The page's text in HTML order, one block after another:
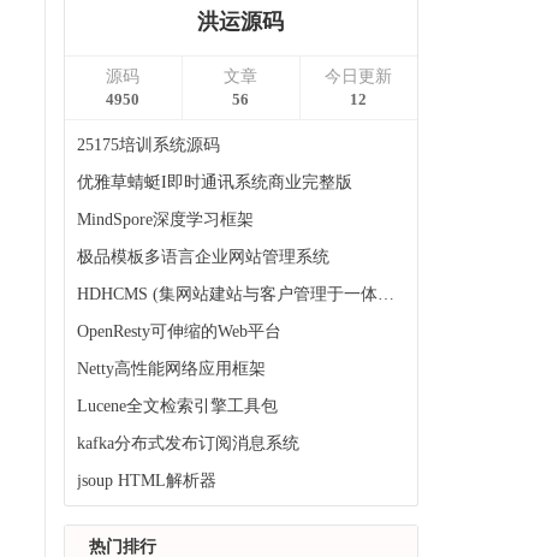
洪运源码
源码
4950
文章
56
今日更新
12
25175培训系统源码
优雅草蜻蜓I即时通讯系统商业完整版
MindSpore深度学习框架
极品模板多语言企业网站管理系统
HDHCMS (集网站建站与客户管理于一体的系统)
OpenResty可伸缩的Web平台
Netty高性能网络应用框架
Lucene全文检索引擎工具包
kafka分布式发布订阅消息系统
jsoup HTML解析器
热门排行